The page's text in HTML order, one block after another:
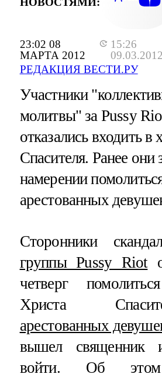
23:02 08
МАРТА 2012
15:26
09.03.2012
РЕДАКЦИЯ ВЕСТИ.РУ
Участники
молитвы" за Pussy
отказались входить
Спасителя. Ранее они
намерении
арестованных
Сторонники
группы Pussy Riot
четверг
Христа
арестованных
вышел священник
войти. Об